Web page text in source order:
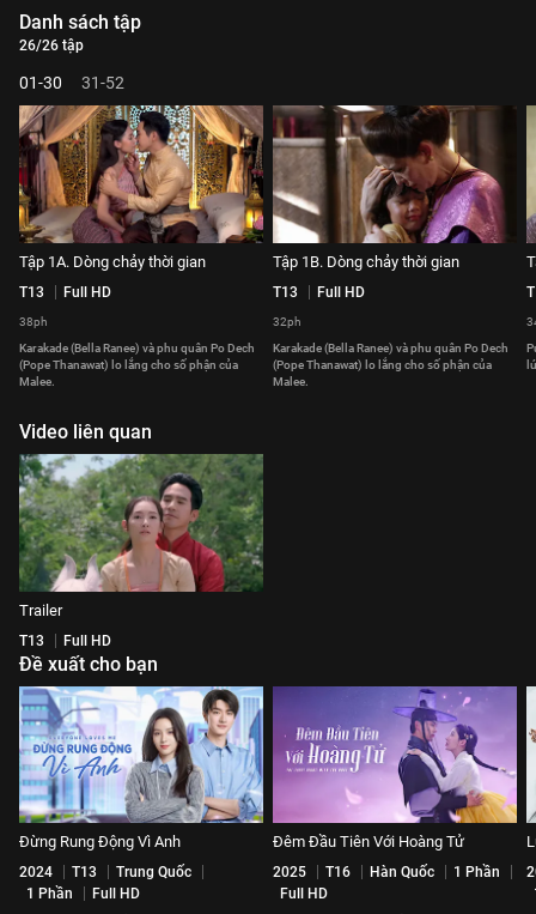
Danh sách tập
26/26 tập
01-30 31-52
Tập 1A. Dòng chảy thời gian
T13 Full HD
38ph
Karakade (Bella Ranee) và phu quân Po Dech
(Pope Thanawat) lo lắng cho số phận của
Malee.
Tập 1B. Dòng chảy thời gian
T13 Full HD
32ph
Karakade (Bella Ranee) và phu quân Po Dech
(Pope Thanawat) lo lắng cho số phận của
Malee.
Video liên quan
Trailer
T13 Full HD
Đề xuất cho bạn
Đừng Rung Động Vì Anh
2024 T13
Trung Quốc
1 Phần
Full HD
Đêm Đầu Tiên Với Hoàng Tử
2025 T16 Hàn Quốc
1 Phần
Full HD